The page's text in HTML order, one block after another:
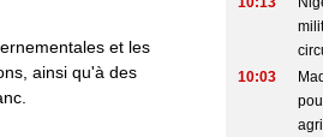
et les
ainsi qu'à des